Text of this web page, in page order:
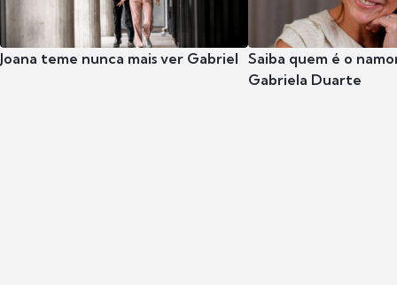
Joana teme nunca mais ver Gabriel Saiba quem é o
Gabriela Duarte